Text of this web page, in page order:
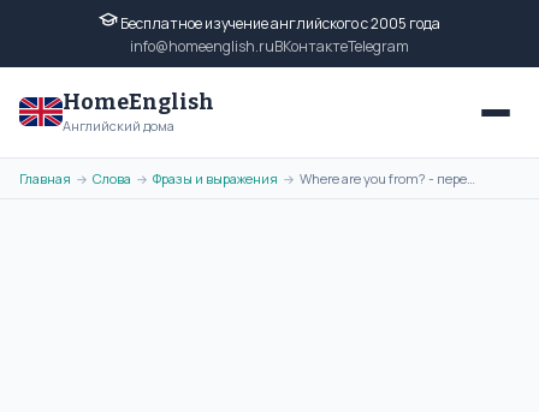
Бесплатное изучение английского с 2005 года
info@homeenglish.ruВКонтактеTelegram
HomeEnglish
Английский дома
Главная → Слова → Фразы и выражения → Where are you from? - перевод фразы на русский язык, транскрипция